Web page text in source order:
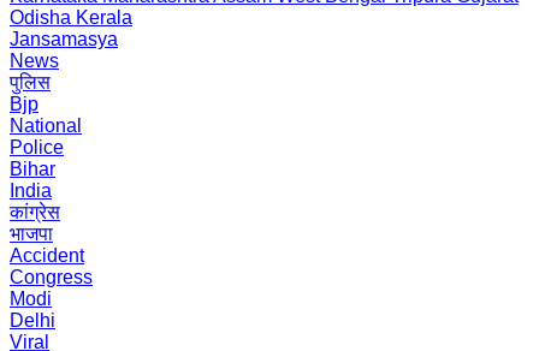
Odisha Kerala
Jansamasya
News
पुलिस
Bjp
National
Police
Bihar
India
कांग्रेस
भाजपा
Accident
Congress
Modi
Delhi
Viral